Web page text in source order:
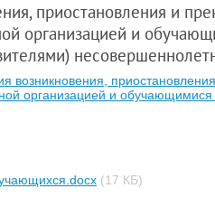
приостановления и
организацией и
возникновения,
организацией и
(17 КБ)